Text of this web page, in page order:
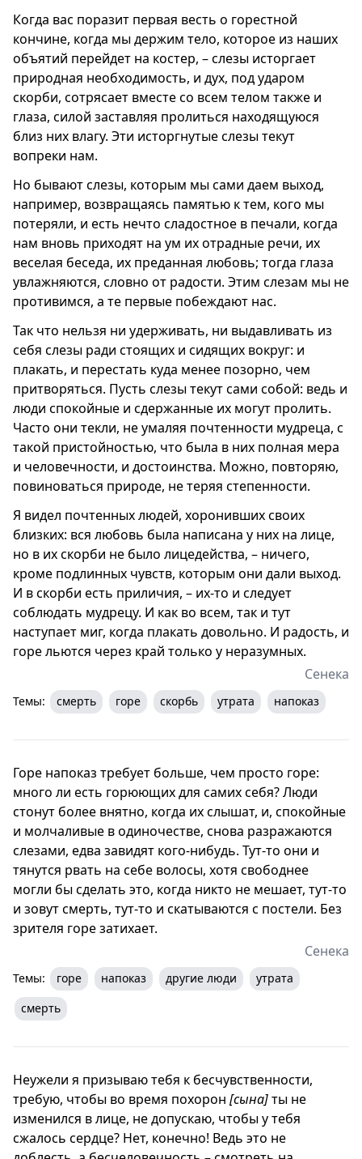
Когда вас поразит первая весть о горестной
кончине, когда мы держим тело, которое из наших
объятий перейдет на костер, – слезы исторгает
природная необходимость, и дух, под ударом
скорби, сотрясает вместе со всем телом также и
глаза, силой заставляя пролиться находящуюся
близ них влагу. Эти исторгнутые слезы текут
вопреки нам.
Но бывают слезы, которым мы сами даем выход,
например, возвращаясь памятью к тем, кого мы
потеряли, и есть нечто сладостное в печали, когда
нам вновь приходят на ум их отрадные речи, их
веселая беседа, их преданная любовь; тогда глаза
увлажняются, словно от радости. Этим слезам мы не
противимся, а те первые побеждают нас.
Так что нельзя ни удерживать, ни выдавливать из
себя слезы ради стоящих и сидящих вокруг: и
плакать, и перестать куда менее позорно, чем
притворяться. Пусть слезы текут сами собой: ведь и
люди спокойные и сдержанные их могут пролить.
Часто они текли, не умаляя почтенности мудреца, с
такой пристойностью, что была в них полная мера
и человечности, и достоинства. Можно, повторяю,
повиноваться природе, не теряя степенности.
Я видел почтенных людей, хоронивших своих
близких: вся любовь была написана у них на лице,
но в их скорби не было лицедейства, – ничего,
кроме подлинных чувств, которым они дали выход.
И в скорби есть приличия, – их-то и следует
соблюдать мудрецу. И как во всем, так и тут
наступает миг, когда плакать довольно. И радость, и
горе льются через край только у неразумных.
Сенека
Темы: смерть горе скорбь утрата напоказ
Горе напоказ требует больше, чем просто горе:
много ли есть горюющих для самих себя? Люди
стонут более внятно, когда их слышат, и, спокойные
и молчаливые в одиночестве, снова разражаются
слезами, едва завидят кого-нибудь. Тут-то они и
тянутся рвать на себе волосы, хотя свободнее
могли бы сделать это, когда никто не мешает, тут-то
и зовут смерть, тут-то и скатываются с постели. Без
зрителя горе затихает.
Сенека
Темы: горе напоказ другие люди
утрата
смерть
Неужели я призываю тебя к бесчувственности,
требую, чтобы во время похорон [сына]ты не
изменился в лице, не допускаю, чтобы у тебя
сжалось сердце? Нет, конечно! Ведь это не